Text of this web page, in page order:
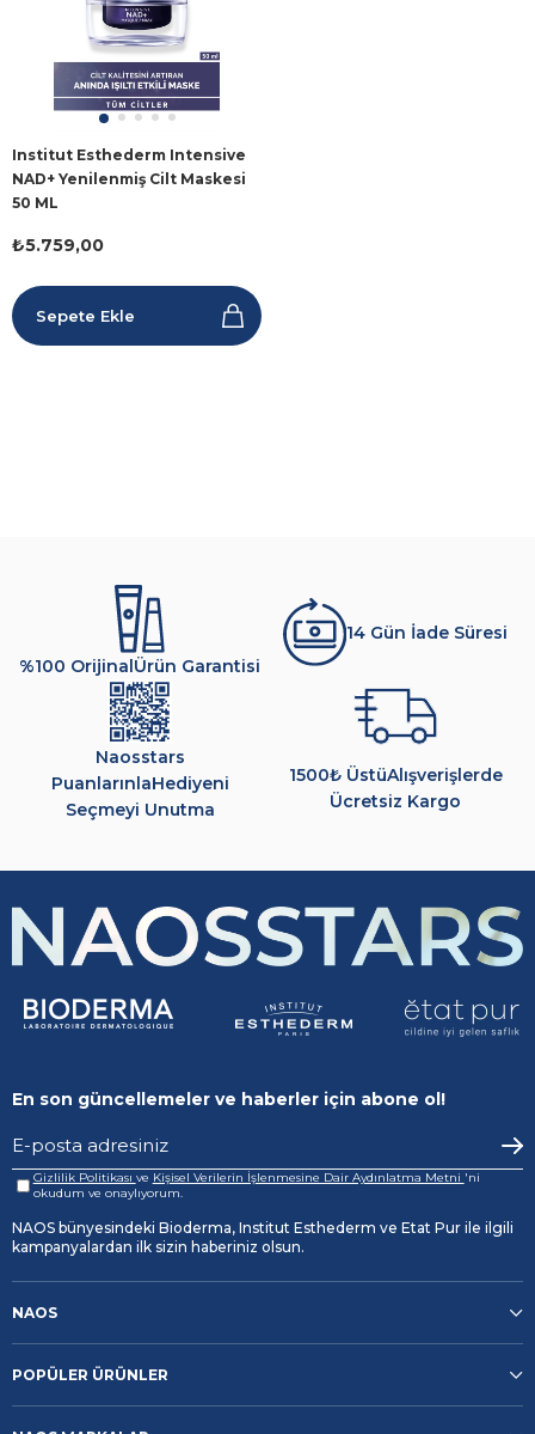
Institut Esthederm Intensive
NAD+ Yenilenmiş Cilt Maskesi
50 ML
₺5.759,00
Sepete Ekle
%100 OrijinalÜrün Garantisi
14 Gün İade Süresi
Naosstars
PuanlarınlaHediyeni
Seçmeyi Unutma
1500₺ ÜstüAlışverişlerde
Ücretsiz Kargo
En son güncellemeler ve haberler için abone ol!
Gizlilik Politikası ve Kişisel Verilerin İşlenmesine Dair Aydınlatma Metni 'ni
okudum ve onaylıyorum.
NAOS bünyesindeki Bioderma, Institut Esthederm ve Etat Pur ile ilgili
kampanyalardan ilk sizin haberiniz olsun.
NAOS
POPÜLER ÜRÜNLER